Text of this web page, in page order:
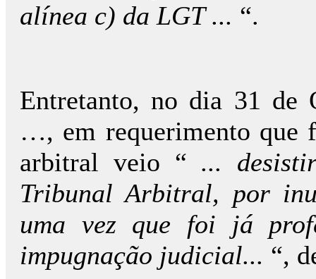
alínea c) da LGT ... “.
Entretanto, no dia 31 de
…, em requerimento que
arbitral veio “ ...
Tribunal Arbitral, por
uma vez que foi já
impugnação judicial... “,